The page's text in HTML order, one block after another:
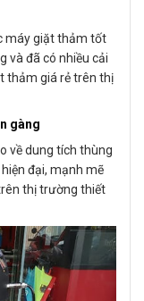
máy giặt thảm tốt
và đã có nhiều cải
thảm giá rẻ trên thị
gàng
về dung tích thùng
đại, mạnh mẽ
thị trường thiết